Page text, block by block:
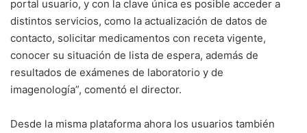
portal usuario, y con la clave única es posible acceder a
distintos servicios, como la actualización de datos de
contacto, solicitar medicamentos con receta vigente,
conocer su situación de lista de espera, además de
resultados de exámenes de laboratorio y de
imagenología”, comentó el director.
Desde la misma plataforma ahora los usuarios también